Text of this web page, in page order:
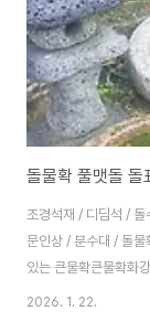
돌물확 풀맷돌 돌
조경석재 / 디딤석 /
문인상 / 분수대 / 돌물
있는 큰물확큰물확화
표주박현무암 표주박
2026. 1. 22.